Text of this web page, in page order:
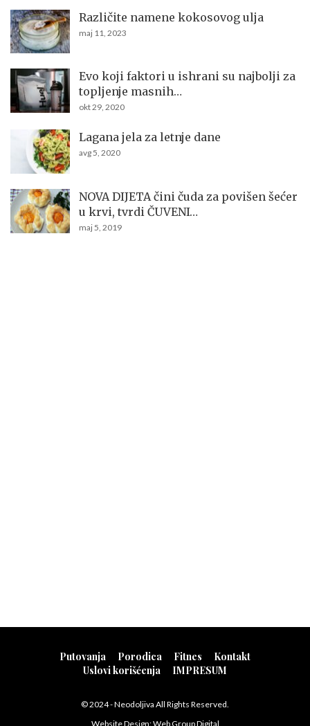
Različite namene kokosovog ulja
maj 11, 2023
Evo koji faktori u ishrani su najbolji za
topljenje masnih…
okt 29, 2020
Lagana jela za letnje dane
avg 5, 2020
NOVA DIJETA čini čuda za povišen šećer
u krvi, tvrdi ČUVENI…
maj 5, 2019
Putovanja Porodica Fitnes
Kontakt
Uslovi korišćenja
IMPRESUM
© 2024 - Neodoljiva All Rights Reserved.
Website Design:Web Group Digital